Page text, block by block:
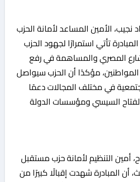
نجيب، الأمين المساعد لأمانة الحزب
تأتي استمرارًا لجهود الحزب
المصري والمساهمة في رفع
مؤكدًا أن الحزب سيواصل
في مختلف المجالات دعمًا
السيسي ومؤسسات الدولة
أمين التنظيم لأمانة حزب مستقبل
أن المبادرة شهدت إقبالًا كبيرًا من